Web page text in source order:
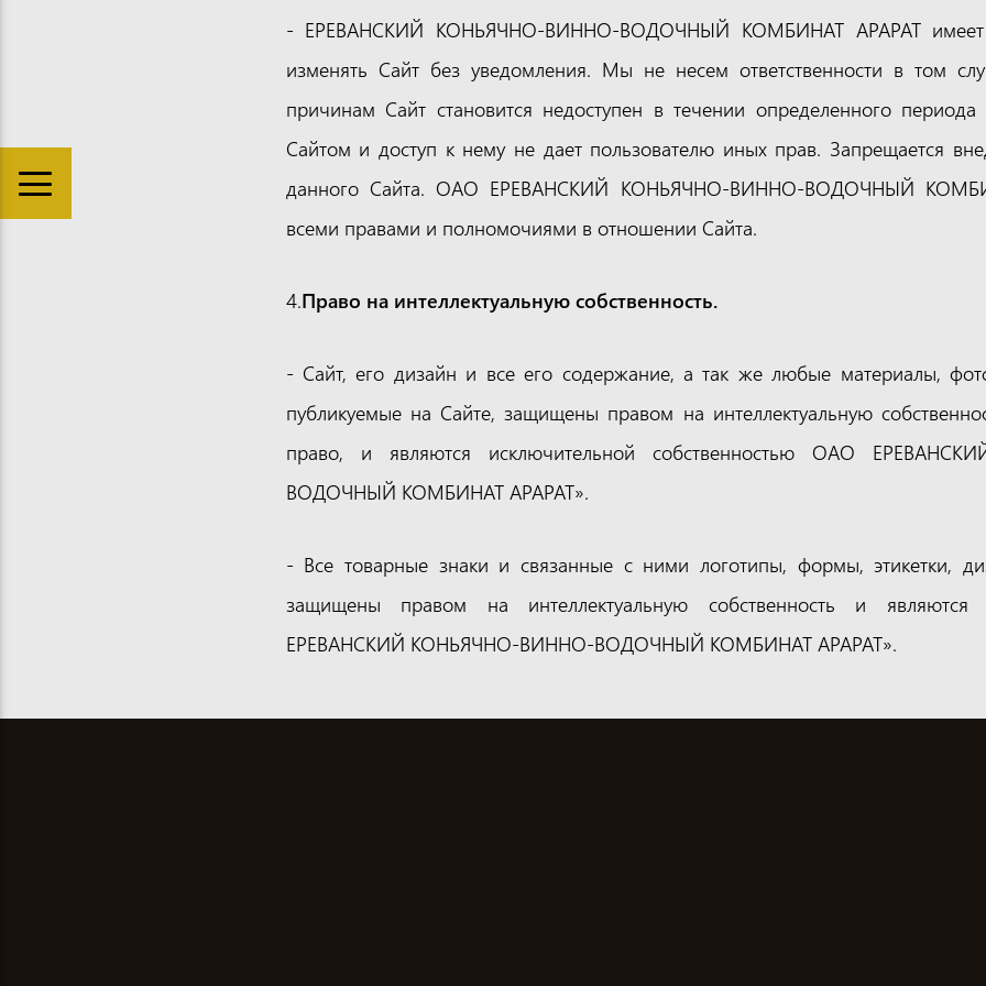
- ЕРЕВАНСКИЙ КОНЬЯЧНО-ВИННО-ВОДОЧНЫЙ КОМБИНАТ АРАРАТ имеет
изменять Сайт без уведомления. Мы не несем ответственности в том
причинам Сайт становится недоступен в течении определенного
Сайтом и доступ к нему не дает пользователю иных прав. Запрещается
данного Сайта. ОАО ЕРЕВАНСКИЙ КОНЬЯЧНО-ВИННО-ВОДОЧНЫЙ
всеми правами и полномочиями в отношении Сайта.
4.Право на интеллектуальную собственность.
- Сайт, его дизайн и все его содержание, а так же любые материалы,
публикуемые на Сайте, защищены правом на интеллектуальную
право, и являются исключительной собственностью ОАО
ВОДОЧНЫЙ КОМБИНАТ АРАРАТ».
- Все товарные знаки и связанные с ними логотипы, формы, этикетки,
защищены правом на интеллектуальную собственность и являются
ЕРЕВАНСКИЙ КОНЬЯЧНО-ВИННО-ВОДОЧНЫЙ КОМБИНАТ АРАРАТ».